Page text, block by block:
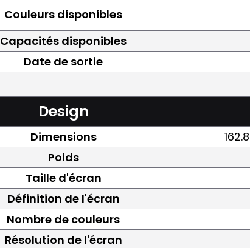
Couleurs disponibles
Capacités disponibles
Date de sortie
Design
Dimensions 162.8
Poids
Taille d'écran
Définition de l'écran
Nombre de couleurs
Résolution de l'écran